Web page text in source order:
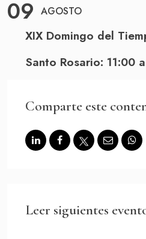
LA ALTAGRACIA
GALERÍA DE IMÁGENES
EVENTOS
CONTACTO
PREGUNTAS FRECUENTES
09 AGOSTO
XIX Domingo del
Santo Rosario: 11:00
Comparte este
Leer siguientes